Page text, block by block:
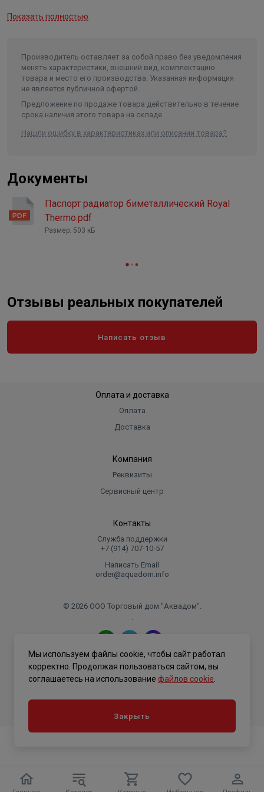
Простая установка и качество в деталях
Нижнее подключение: в комплекте вентильная вставка
M30x1,5, направляющая потока, кран Маевского в цвет
радиатора, гайки с заглушкой в цвет радиатора.
стильным — с радиатором INFINITY это реально!
объединены в одном — чтобы подарить вам максимум
комфорта и эстетики.
разрыв
Мощность 1150 Вт
Присоединительный размер 3/4"
Показать полностью
Производитель оставляет за собой право без уведомления
менять характеристики, внешний вид, комплектацию
товара и место его производства. Указанная информация
не является публичной офертой.
Предложение по продаже товара действительно в течение
срока наличия этого товара на складе.
Нашли ошибку в характеристиках или описании товара?
Документы
Паспорт радиатор биметаллический Royal
Thermo.pdf
Размер: 503 кБ
Отзывы реальных покупателей
Написать отзыв
Оплата и доставка
Оплата
Доставка
Компания
Реквизиты
Сервисный центр
Контакты
Служба поддержки
+7 (914) 707‑10‑57
Написать Email
order@aquadom.info
© 2026 ООО Торговый дом "Аквадом".
.
Политика конфиденциальности
Мы используем файлы cookie, чтобы сайт работал
корректно. Продолжая пользоваться сайтом, вы
соглашаетесь на использование файлов cookie
Закрыть